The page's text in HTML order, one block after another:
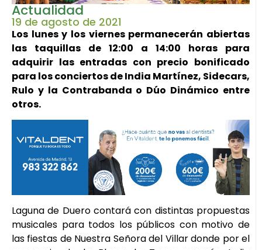
Actualidad
19 de agosto de 2021
Los lunes y los viernes permanecerán abiertas
las taquillas de 12:00 a 14:00 horas para
adquirir las entradas con precio bonificado
para los conciertos de India Martínez, Sidecars,
Rulo y la Contrabanda o Dúo Dinámico entre
otros.
Laguna de Duero contará con distintas propuestas
musicales para todos los públicos con motivo de
las fiestas de Nuestra Señora del Villar donde por el